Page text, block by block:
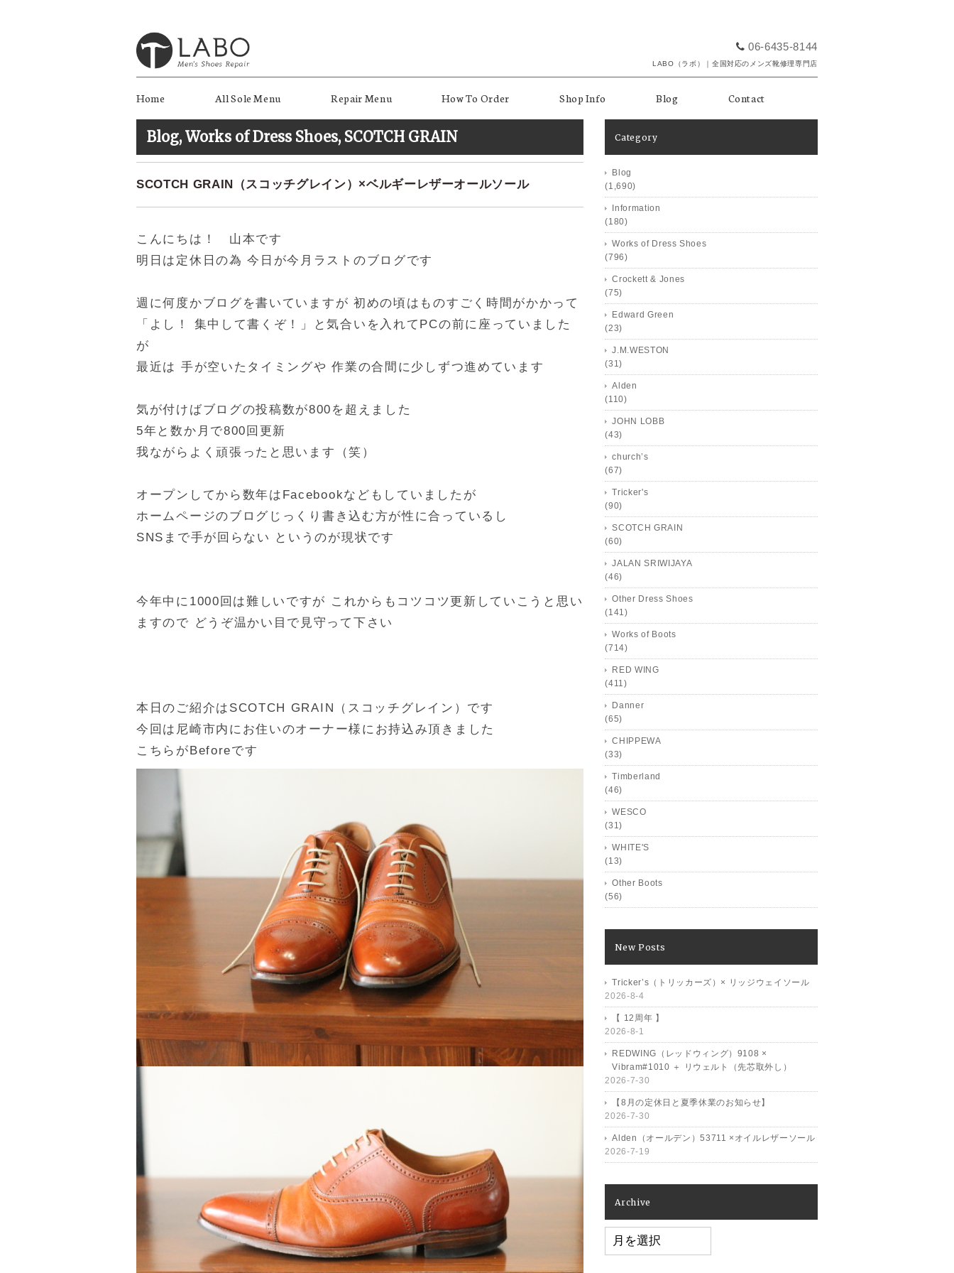
06-6435-8144
LABO（ラボ）｜全国対応のメンズ靴修理専門店
Home All Sole Menu Repair Menu How To Order Shop Info Blog Contact
Blog, Works of Dress Shoes, SCOTCH GRAIN
SCOTCH GRAIN（スコッチグレイン）×ベルギーレザーオールソール
こんにちは！ 山本です
明日は定休日の為 今日が今月ラストのブログです
週に何度かブログを書いていますが 初めの頃はものすごく時間がかかって
「よし！ 集中して書くぞ！」と気合いを入れてPCの前に座っていました
が
最近は 手が空いたタイミングや 作業の合間に少しずつ進めています
気が付けばブログの投稿数が800を超えました
5年と数か月で800回更新
我ながらよく頑張ったと思います（笑）
オープンしてから数年はFacebookなどもしていましたが
ホームページのブログじっくり書き込む方が性に合っているし
SNSまで手が回らない というのが現状です
今年中に1000回は難しいですが これからもコツコツ更新していこうと思い
ますので どうぞ温かい目で見守って下さい
本日のご紹介はSCOTCH GRAIN（スコッチグレイン）です
今回は尼崎市内にお住いのオーナー様にお持込み頂きました
こちらがBeforeです
Category
Blog
(1,690)
Information
(180)
Works of Dress Shoes
(796)
Crockett & Jones
(75)
Edward Green
(23)
J.M.WESTON
(31)
Alden
(110)
JOHN LOBB
(43)
church’s
(67)
Tricker's
(90)
SCOTCH GRAIN
(60)
JALAN SRIWIJAYA
(46)
Other Dress Shoes
(141)
Works of Boots
(714)
RED WING
(411)
Danner
(65)
CHIPPEWA
(33)
Timberland
(46)
WESCO
(31)
WHITE'S
(13)
Other Boots
(56)
New Posts
Tricker’s（トリッカーズ）× リッジウェイソール
2026-8-4
【 12周年 】
2026-8-1
REDWING（レッドウィング）9108 ×
Vibram#1010 ＋ リウェルト（先芯取外し）
2026-7-30
【8月の定休日と夏季休業のお知らせ】
2026-7-30
Alden（オールデン）53711 ×オイルレザーソール
2026-7-19
Archive
Archive